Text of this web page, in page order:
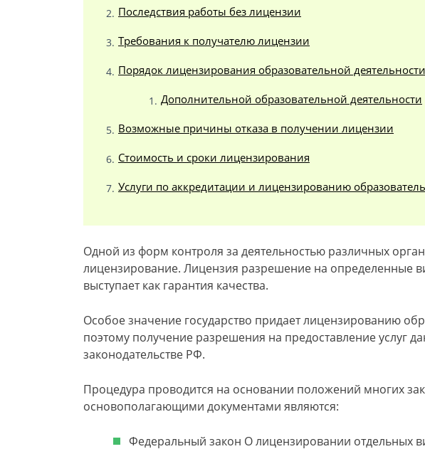
Последствия работы без лицензии
Требования к получателю лицензии
Порядок лицензирования образовательной деятельности
Дополнительной образовательной деятельности
Возможные причины отказа в получении лицензии
Стоимость и сроки лицензирования
Услуги по аккредитации и лицензированию
Одной из форм контроля за деятельностью различных
лицензирование. Лицензия разрешение на определенные
выступает как гарантия качества.
Особое значение государство придает лицензированию
поэтому получение разрешения на предоставление услуг
законодательстве РФ.
Процедура проводится на основании положений многих
основополагающими документами являются:
Федеральный закон О лицензировании отдельных